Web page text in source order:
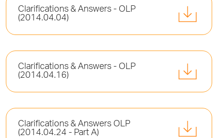
Clarifications & Answers - OLP
(2014.04.04)
Clarifications & Answers - OLP
(2014.04.16)
Clarifications & Answers OLP
(2014.04.24 - Part A)